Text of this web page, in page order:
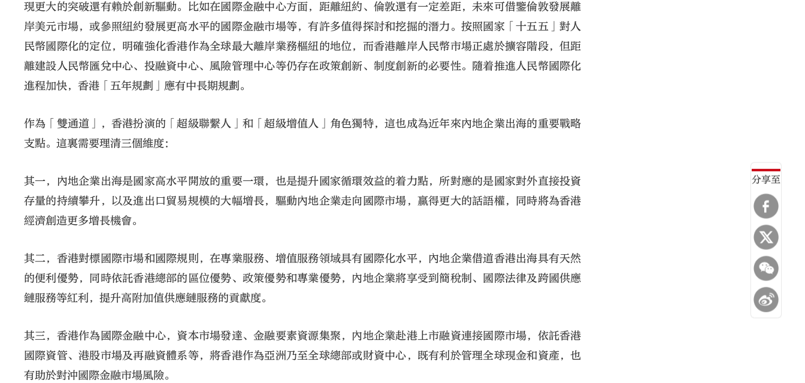
分享至
現更大的突破還有賴於創新驅動。比如在國際金融中心方面，距離紐約、倫敦還有一定差距，未來可借鑒倫敦發展離
岸美元市場，或參照紐約發展更高水平的國際金融市場等，有許多值得探討和挖掘的潛力。按照國家「十五五」對人
民幣國際化的定位，明確強化香港作為全球最大離岸業務樞紐的地位，而香港離岸人民幣市場正處於擴容階段，但距
離建設人民幣匯兌中心、投融資中心、風險管理中心等仍存在政策創新、制度創新的必要性。隨着推進人民幣國際化
進程加快，香港「五年規劃」應有中長期規劃。
作為「雙通道」，香港扮演的「超級聯繫人」和「超級增值人」角色獨特，這也成為近年來內地企業出海的重要戰略
支點。這裏需要理清三個維度：
其一，內地企業出海是國家高水平開放的重要一環，也是提升國家循環效益的着力點，所對應的是國家對外直接投資
存量的持續攀升，以及進出口貿易規模的大幅增長，驅動內地企業走向國際市場，贏得更大的話語權，同時將為香港
經濟創造更多增長機會。
其二，香港對標國際市場和國際規則，在專業服務、增值服務領域具有國際化水平，內地企業借道香港出海具有天然
的便利優勢，同時依託香港總部的區位優勢、政策優勢和專業優勢，內地企業將享受到簡稅制、國際法律及跨國供應
鏈服務等紅利，提升高附加值供應鏈服務的貢獻度。
其三，香港作為國際金融中心，資本市場發達、金融要素資源集聚，內地企業赴港上市融資連接國際市場，依託香港
國際資管、港股市場及再融資體系等，將香港作為亞洲乃至全球總部或財資中心，既有利於管理全球現金和資產，也
有助於對沖國際金融市場風險。